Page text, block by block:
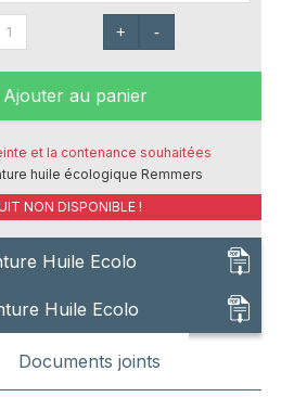
+ -
Ajouter au panier
et la contenance souhaitées
huile écologique Remmers
NON DISPONIBLE !
Huile Ecolo
Huile Ecolo
Documents joints